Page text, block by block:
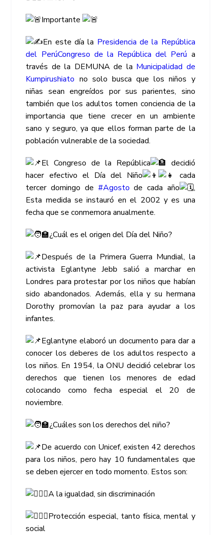
Importante
En este día la Presidencia de la República
del PerúCongreso de la República del Perú a
través de la DEMUNA de la Municipalidad de
Kumpirushiato no solo busca que los niños y
niñas sean engreídos por sus parientes, sino
también que los adultos tomen conciencia de la
importancia que tiene crecer en un ambiente
sano y seguro, ya que ellos forman parte de la
población vulnerable de la sociedad.
El Congreso de la República
decidió
hacer efectivo el Día del Niño
cada
tercer domingo de #Agosto de cada año
,
Esta medida se instauró en el 2002 y es una
fecha que se conmemora anualmente.
¿Cuál es el origen del Día del Niño?
Después de la Primera Guerra Mundial, la
activista Eglantyne Jebb salió a marchar en
Londres para protestar por los niños que habían
sido abandonados. Además, ella y su hermana
Dorothy promovían la paz para ayudar a los
infantes.
Eglantyne elaboró un documento para dar a
conocer los deberes de los adultos respecto a
los niños. En 1954, la ONU decidió celebrar los
derechos que tienen los menores de edad
colocando como fecha especial el 20 de
noviembre.
¿Cuáles son los derechos del niño?
De acuerdo con Unicef, existen 42 derechos
para los niños, pero hay 10 fundamentales que
se deben ejercer en todo momento. Estos son:
A la igualdad, sin discriminación
Protección especial, tanto física, mental y
social